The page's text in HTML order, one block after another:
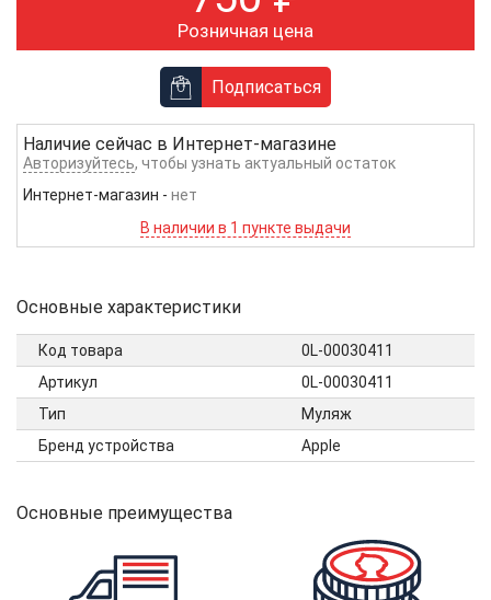
Розничная цена
Подписаться
Наличие сейчас в Интернет-магазине
Авторизуйтесь, чтобы узнать актуальный остаток
Интернет-магазин - нет
В наличии в 1 пункте выдачи
Основные характеристики
Код товара
0L-00030411
Артикул
0L-00030411
Тип
Муляж
Бренд устройства
Apple
Основные преимущества